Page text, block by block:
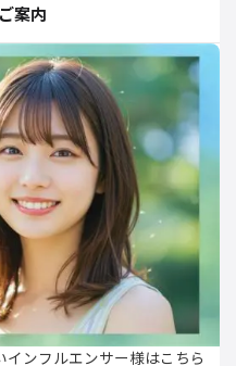
案内
ンフルエンサー様はこちら